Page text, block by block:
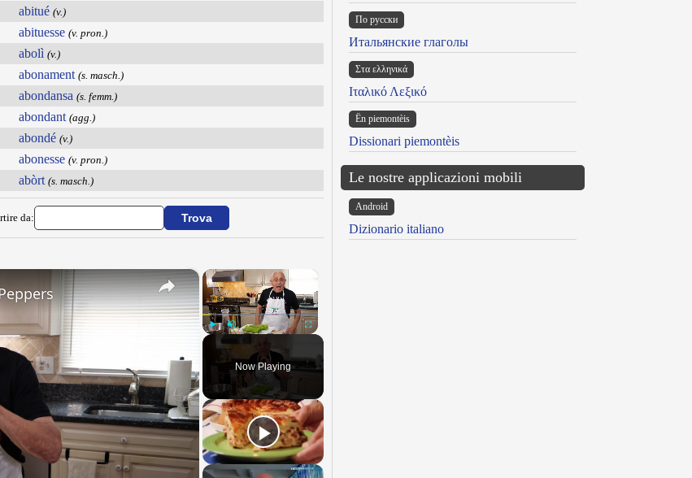
abitué (v.)
abituesse (v. pron.)
abolì (v.)
abonament (s. masch.)
abondansa (s. femm.)
abondant (agg.)
abondé (v.)
abonesse (v. pron.)
abòrt (s. masch.)
da:
Fullscreen
Now Playing
×
По русски
Итальянские глаголы
Στα ελληνικά
Ιταλικό Λεξικό
Ën piemontèis
Dissionari piemontèis
Le nostre applicazioni mobili
Android
Dizionario italiano